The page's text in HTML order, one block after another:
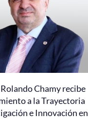
Chamy recibe
a la Trayectoria
e Innovación en